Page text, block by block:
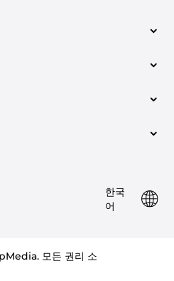
에 MP3 (2026년 업데이트)
은 다음과 같습니다.
사항
모든 권리 소
한국
어